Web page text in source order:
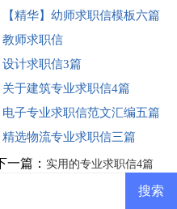
【精华】幼师求职信模板六篇
教师求职信
设计求职信3篇
关于建筑专业求职信4篇
电子专业求职信范文汇编五篇
精选物流专业求职信三篇
下一篇： 实用的专业求职信4篇